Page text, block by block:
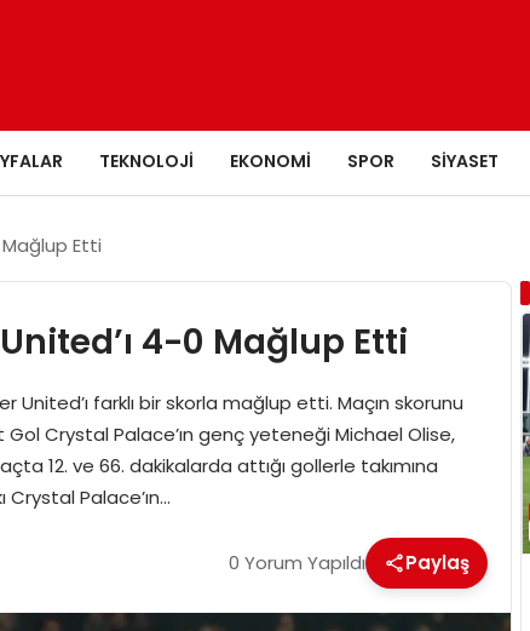
TEKNOLOJI EKONOMI SPOR SIYASET
Etti
4-0 Mağlup Etti
farklı bir skorla mağlup etti. Maçın skorunu
Crystal Palace’ın genç yeteneği Michael Olise,
12. ve 66. dakikalarda attığı gollerle takımına
Palace’ın…
0 Yorum Yapıldı Paylaş